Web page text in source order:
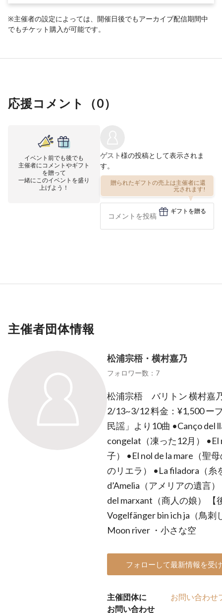
※主催者の設定によっては、開催日後でもアーカイブ配信期間中
でもチケット購入が可能です。
応援コメント（0）
イベント前でも後でも
主催者にコメントやギフト
を贈って
一緒にこのイベントを盛り
上げよう！
ゲスト様の投稿として表示されま
す。
贈られたギフトの売上は主催者に還
元されます!
ギフトを贈る
主催者団体情報
松浦宗梧・横村嘉乃
フォロワー数：7
松浦宗梧 バリトン 横村嘉
2/13~3/12 料金：¥1,500 ー
民謡」より10曲 •Canço del
congelat（凍った12月）
子） •El nol de la mare（聖
のリエラ） •La filadora（糸
d’Amelia（アメリアの遺言
del marxant（商人の娘）
Vogelfänger bin ich ja（鳥刺
Moon river ・小さな空
フォローして最新情報を受
主催団体に
お問い合わせ
お問い合わせ